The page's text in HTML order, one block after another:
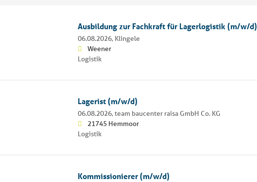
Ausbildung zur Fachkraft für Lagerlogistik (m/w/d)
06.08.2026, Klingele
Weener
Logistik
Lagerist (m/w/d)
06.08.2026,team baucenter raisa GmbH Co. KG
21745 Hemmoor
Logistik
Kommissionierer (m/w/d)